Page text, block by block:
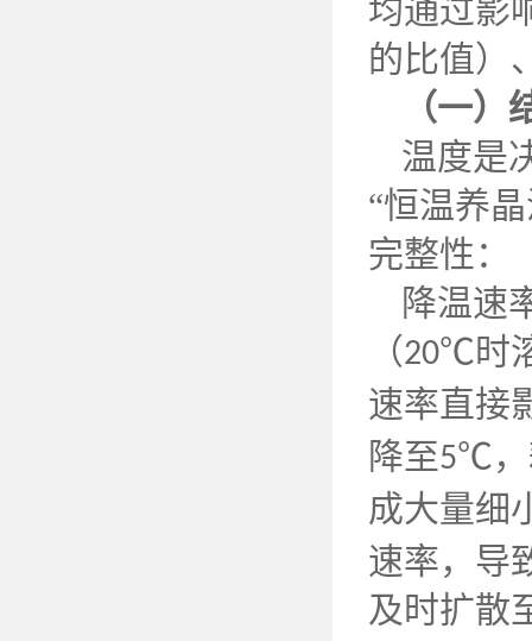
均通过影
的比值）
（一
温度是
“恒温养
完整性：
降温速
（20℃时
速率直接
降至5℃，
成大量细
速率，导
及时扩散